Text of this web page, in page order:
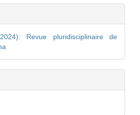
Revue pluridisciplinaire de